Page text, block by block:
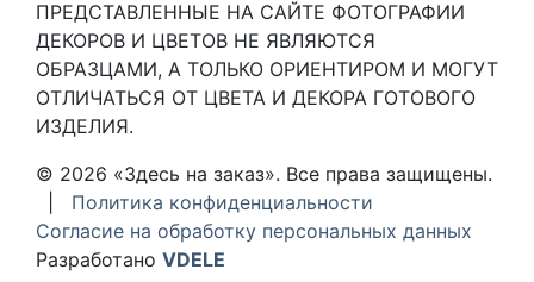
ПРЕДСТАВЛЕННЫЕ НА САЙТЕ ФОТОГРАФИИ
ДЕКОРОВ И ЦВЕТОВ НЕ ЯВЛЯЮТСЯ
ОБРАЗЦАМИ, А ТОЛЬКО ОРИЕНТИРОМ И МОГУТ
ОТЛИЧАТЬСЯ ОТ ЦВЕТА И ДЕКОРА ГОТОВОГО
ИЗДЕЛИЯ.
© 2026 «Здесь на заказ». Все права защищены.
Политика конфиденциальности
Согласие на обработку персональных данных
Разработано VDELE